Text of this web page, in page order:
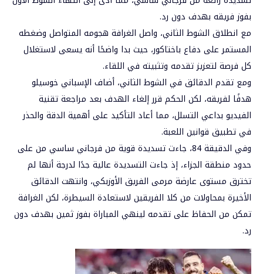
بفوز فريقه بهدف دون رد.
مع انطلاق الشوط الثاني، واصل الغرافة هجومه المتواصل وضغطه
المستمر على دفاع باختاكور، حيث بدا واضحًا أنه يسعى لاستغلال
كل فرصة لتعزيز تقدمه وتثبيته في اللقاء.
ومع تقدم الدقائق في الشوط الثاني، أضاف الإسباني خوسيلو
هدفًا لفريقه، لكن الحكم قرر إلغاء الهدف بعد مراجعة تقنية
الفيديو بداعي التسلل، مما أعاد التأكيد على أهمية الدقة والحذر
في تطبيق قوانين اللعبة.
وفي الدقيقة 84، جاءت تسديدة قوية من فرجاني ساسي من على
حدود منطقة الجزاء، إذ جاءت التسديدة عالية جدًا لدرجة أنها لم
تخترق مستوى عارضة مرمى الفريق الأوزبكي، وانتهت الدقائق
الأخيرة بمحاولات من كلا الفريقين لاستعادة السيطرة، لكن الغرافة
تمكن من الحفاظ على تقدمه لينهي المباراة بفوز ثمين بهدف دون
رد.